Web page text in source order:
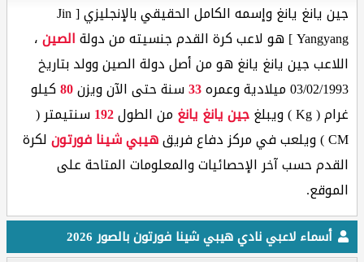
جين يانغ يانغ وإسمه الكامل الحقيقي بالإنجليزي [ Jin
Yangyang ] هو لاعب كرة القدم جنسيته من دولة
الصين،
اللاعب جين يانغ يانغ هو من أصل دولة الصين وولد بتاريخ
03/02/1993 ميلادية وعمره
33سنة حتى الآن ويزن80كيلو
غرام ( Kg ) ويبلغ
جين يانغ يانغ من الطول192سنتيمتر (
CM ) ويلعب في مركز دفاع فريق
هيبي شينا فورتونلكرة
القدم حسب آخر الإحصائيات والمعلومات المتاحة على
الموقع.
أسماء لاعبي نادي هيبي شينا فورتون بالصور 2026